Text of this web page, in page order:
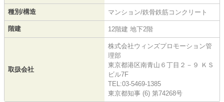
種別/構造 マンション/鉄骨鉄筋コンクリート
階建 12階建 地下2階
取扱会社
株式会社ウィンズプロモーション管
理部
東京都港区南青山６丁目２－９ ＫＳ
ビル7F
TEL:03-5469-1385
東京都知事 (6) 第74268号